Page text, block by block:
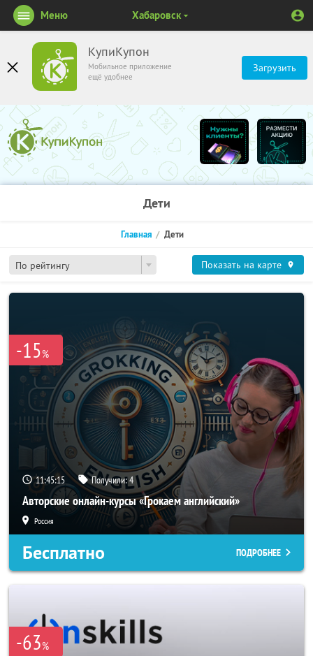
КупиКупон
Мобильное приложение
ещё удобнее
Загрузить
Меню Хабаровск
Дети
По рейтингу
Главная Дети
Показать на карте
-15%
11:45:15 Получили:4
Авторские онлайн-курсы «Грокаем английский»
Россия
Бесплатно ПОДРОБНЕЕ
-63%